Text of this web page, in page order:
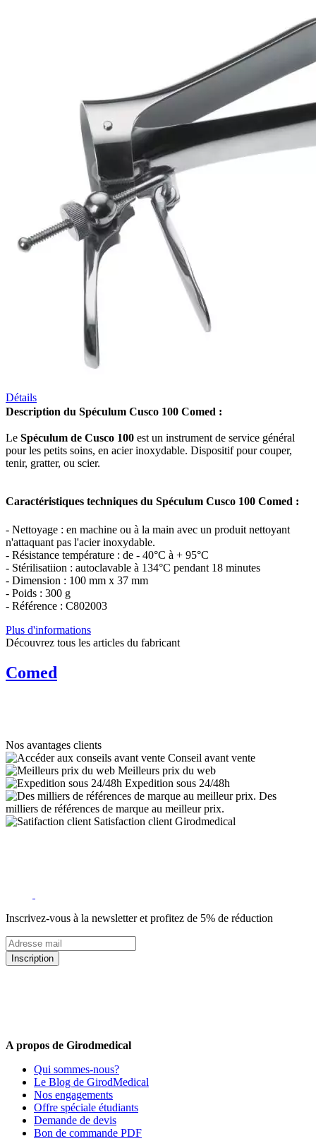
Détails
Description du Spéculum Cusco 100 Comed :
Le Spéculum de Cusco 100 est un instrument de service général
pour les petits soins, en acier inoxydable. Dispositif pour couper,
tenir, gratter, ou scier.
Caractéristiques techniques du Spéculum Cusco 100 Comed :
- Nettoyage : en machine ou à la main avec un produit nettoyant
n'attaquant pas l'acier inoxydable.
- Résistance température : de - 40°C à + 95°C
- Stérilisatiion : autoclavable à 134°C pendant 18 minutes
- Dimension : 100 mm x 37 mm
- Poids : 300 g
- Référence : C802003
Plus d'informations
Découvrez tous les articles du fabricant
Comed
Nos avantages clients
Conseil avant vente
Meilleurs prix du web
Expedition sous 24/48h
Des
milliers de références de marque au meilleur prix.
Satisfaction client Girodmedical
Inscrivez-vous à la newsletter et profitez de 5% de réduction
Inscription
A propos de Girodmedical
Qui sommes-nous?
Le Blog de GirodMedical
Nos engagements
Offre spéciale étudiants
Demande de devis
Bon de commande PDF